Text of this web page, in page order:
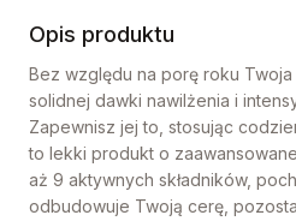
Opis produktu
Bez względu na porę roku
solidnej dawki nawilżenia i
Zapewnisz jej to, stosując
to lekki produkt o
aż 9 aktywnych składników,
odbudowuje Twoją cerę,